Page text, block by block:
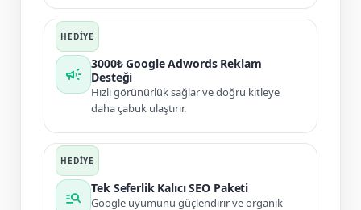
campaign
3000₺ Google Adwords Reklam
Desteği
Hızlı görünürlük sağlar ve doğru kitleye
daha çabuk ulaştırır.
manage_search
Tek Seferlik Kalıcı SEO Paketi
Google uyumunu güçlendirir ve organik